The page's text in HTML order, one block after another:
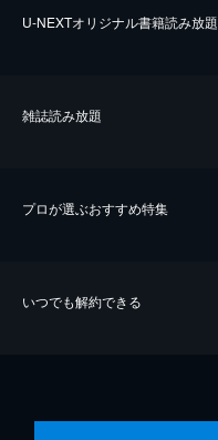
U-NEXTオリジナル書籍読み放題
雑誌読み放題
プロが選ぶおすすめ特集
いつでも解約できる